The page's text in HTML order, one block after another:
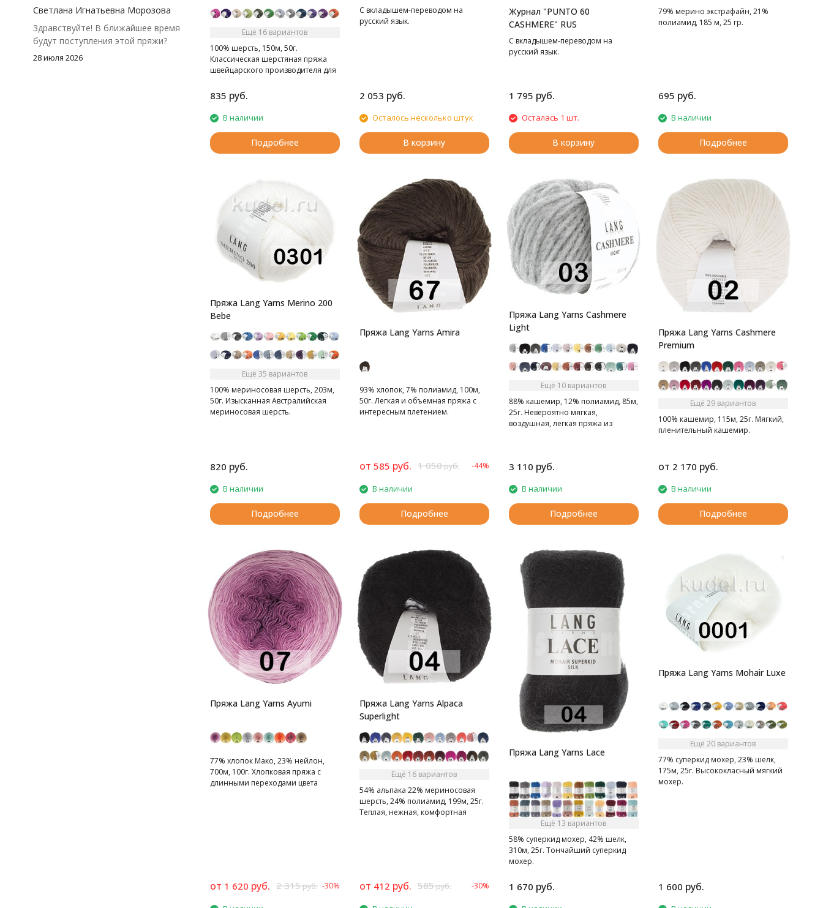
Ещё 16 вариантов
100% шерсть, 150м, 50г.
Классическая шерстяная пряжа
швейцарского производителя для
835 руб.
В наличии
Подробнее
С вкладышем-переводом на
русский язык.
2 053 руб.
Осталось несколько штук
В корзину
Журнал "PUNTO 60
CASHMERE" RUS
С вкладышем-переводом на
русский язык.
1 795 руб.
Осталась 1 шт.
В корзину
79% мерино экстрафайн, 21%
полиамид, 185 м, 25 гр.
695 руб.
В наличии
Подробнее
Пряжа Lang Yarns Merino 200
Bebe
Ещё 35 вариантов
100% мериносовая шерсть, 203м,
50г. Изысканная Австралийская
мериносовая шерсть.
820 руб.
В наличии
Подробнее
Пряжа Lang Yarns Amira
93% хлопок, 7% полиамид, 100м,
50г. Легкая и объемная пряжа с
интересным плетением.
от 585 руб. 1 050руб. -44%
В наличии
Подробнее
Пряжа Lang Yarns Cashmere
Light
Ещё 10 вариантов
88% кашемир, 12% полиамид, 85м,
25г. Невероятно мягкая,
воздушная, легкая пряжа из
3 110 руб.
В наличии
Подробнее
Пряжа Lang Yarns Cashmere
Premium
Ещё 29 вариантов
100% кашемир, 115м, 25г. Мягкий,
пленительный кашемир.
от 2 170 руб.
В наличии
Подробнее
Пряжа Lang Yarns Ayumi
77% хлопок Мако, 23% нейлон,
700м, 100г. Хлопковая пряжа с
длинными переходами цвета
от 1 620 руб. 2 315руб. -30%
Пряжа Lang Yarns Alpaca
Superlight
Ещё 16 вариантов
54% альпака 22% мериносовая
шерсть, 24% полиамид, 199м, 25г.
Теплая, нежная, комфортная
от 412 руб. 585руб. -30%
Пряжа Lang Yarns Lace
Ещё 13 вариантов
58% суперкид мохер, 42% шелк,
310м, 25г. Тончайший суперкид
мохер.
1 670 руб.
Пряжа Lang Yarns Mohair Luxe
Ещё 20 вариантов
77% суперкид мохер, 23% шелк,
175м, 25г. Высококласный мягкий
мохер.
1 600 руб.
чуть-чуть не хватило))
Светлана Игнатьевна Морозова
Здравствуйте! В ближайшее время
будут поступления этой пряжи?
28 июля 2026